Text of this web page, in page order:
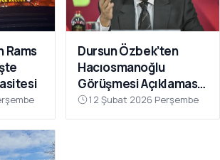
Rams
Dursun Özbek’ten
Hacıosmanoğlu
Görüşmesi Açıklaması:
“Galatasaray’ı Bu Tür
İddialarla
12 Şubat 2026 Perşembe